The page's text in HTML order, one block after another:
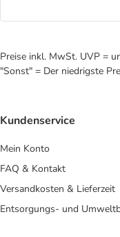
Preise inkl. MwSt. UVP =
"Sonst" = Der niedrigste
Kundenservice
Mein Konto
FAQ & Kontakt
Versandkosten & Lieferzeit
Entsorgungs- und